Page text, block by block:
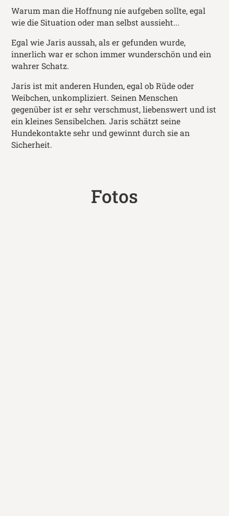
Warum man die Hoffnung nie aufgeben sollte, egal
wie die Situation oder man selbst aussieht...
Egal wie Jaris aussah, als er gefunden wurde,
innerlich war er schon immer wunderschön und ein
wahrer Schatz.
Jaris ist mit anderen Hunden, egal ob Rüde oder
Weibchen, unkompliziert. Seinen Menschen
gegenüber ist er sehr verschmust, liebenswert und ist
ein kleines Sensibelchen. Jaris schätzt seine
Hundekontakte sehr und gewinnt durch sie an
Sicherheit.
Fotos